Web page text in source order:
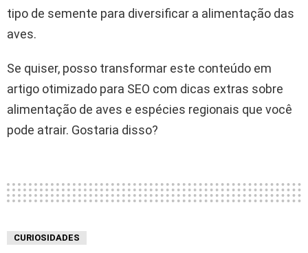
tipo de semente para diversificar a alimentação das
aves.
Se quiser, posso transformar este conteúdo em
artigo otimizado para SEO com dicas extras sobre
alimentação de aves e espécies regionais que você
pode atrair. Gostaria disso?
CURIOSIDADES